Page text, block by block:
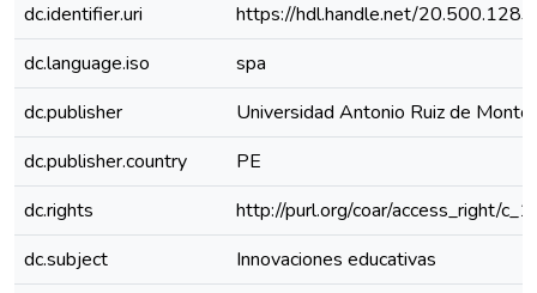
dc.identifier.uri
https://hdl.handle.net/
dc.language.iso
spa
dc.publisher
Universidad Antonio Ruiz de
dc.publisher.country
PE
dc.rights
http://purl.org/coar/access_right/
dc.subject
Innovaciones educativas